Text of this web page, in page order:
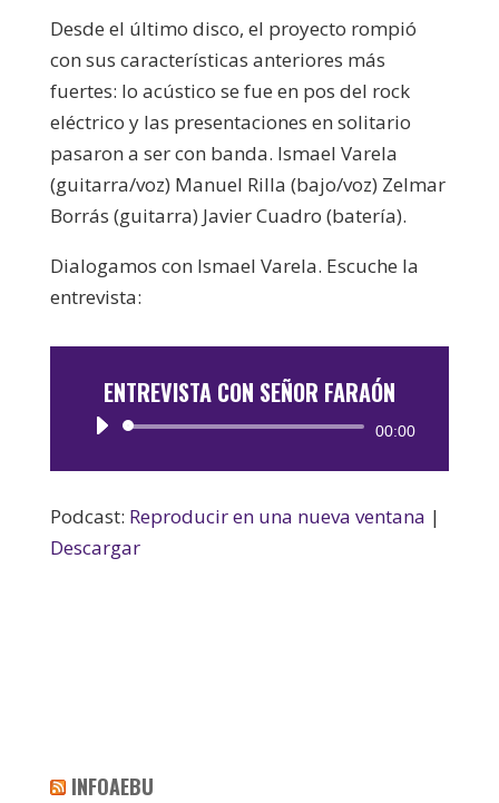
Desde el último disco, el proyecto rompió
con sus características anteriores más
fuertes: lo acústico se fue en pos del rock
eléctrico y las presentaciones en solitario
pasaron a ser con banda. Ismael Varela
(guitarra/voz) Manuel Rilla (bajo/voz) Zelmar
Borrás (guitarra) Javier Cuadro (batería).
Dialogamos con Ismael Varela. Escuche la
entrevista:
ENTREVISTA CON SEÑOR FARAÓN
Reproductor
00:00
Podcast: Reproducir en una nueva ventana |
Descargar
INFOAEBU